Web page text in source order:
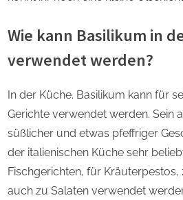
Wie kann Basilikum in
verwendet werden?
In der Küche. Basilikum kann für
Gerichte verwendet werden. Sein
süßlicher und etwas pfeffriger
der italienischen Küche sehr
Fischgerichten, für
auch zu Salaten verwendet